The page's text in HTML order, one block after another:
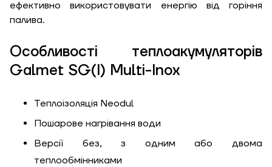
ефективно використовувати енергію від горіння
палива.
Особливості теплоакумуляторів
Galmet SG(I) Multi-Inox
Теплоізоляція Neodul
Пошарове нагрівання води
Версії без, з одним або двома
теплообмінниками
кв
Необхідна
потужність, кВт